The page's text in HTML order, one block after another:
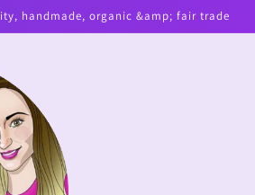
handmade, organic &amp; fair trade